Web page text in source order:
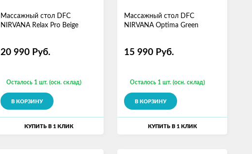
Массажный стол DFC
NIRVANA Relax Pro Beige
20 990 Руб.
Осталось 1 шт. (осн. склад)
В КОРЗИНУ
КУПИТЬ В 1 КЛИК
Массажный стол DFC
NIRVANA Optima Green
15 990 Руб.
Осталось 1 шт. (осн. склад)
В КОРЗИНУ
КУПИТЬ В 1 КЛИК